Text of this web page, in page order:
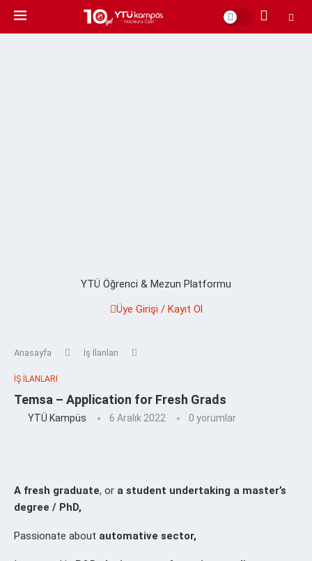
YTÜ Öğrenci & Mezun Platformu
Üye Girişi / Kayıt Ol
Anasayfa İş İlanları
İŞ İLANLARI
Temsa – Application for Fresh Grads
YTÜ Kampüs 6 Aralık 2022 0 yorumlar
A fresh graduate, or a student undertaking a master’s
degree / PhD,
Passionate about automative sector,